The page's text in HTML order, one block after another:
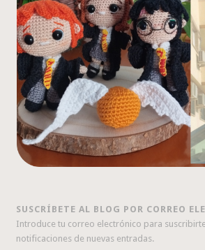
SUSCRÍBETE AL BLOG POR CORREO
Introduce tu correo electrónico para
notificaciones de nuevas entradas.